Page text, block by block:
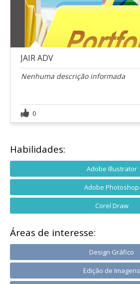
JAIR ADV
Nenhuma descrição informada
0
Habilidades:
Adobe Illustrator
Adobe Photoshop
Corel Draw
Áreas de interesse:
Design Gráfico
Edição de Imagens